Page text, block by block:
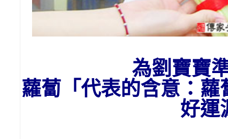
為劉寶寶
蘿蔔「代表的含意： 蘿
好運